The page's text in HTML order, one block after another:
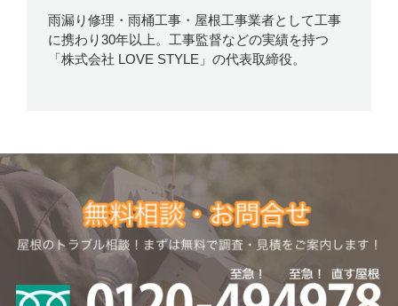
雨漏り修理・雨桶工事・屋根工事業者として工事
に携わり30年以上。工事監督などの実績を持つ
「株式会社 LOVE STYLE」の代表取締役。